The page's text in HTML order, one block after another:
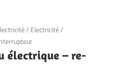
/ Electricité/
électrique – re-